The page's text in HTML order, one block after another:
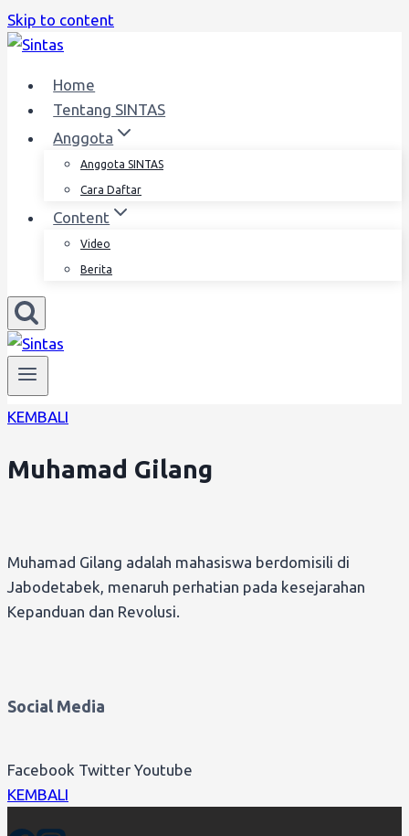
Skip to content
Home
Tentang SINTAS
Anggota
Anggota SINTAS
Cara Daftar
Content
Video
Berita
KEMBALI
Muhamad Gilang
Muhamad Gilang adalah mahasiswa berdomisili di
Jabodetabek, menaruh perhatian pada kesejarahan
Kepanduan dan Revolusi.
Social Media
Facebook Twitter Youtube
KEMBALI